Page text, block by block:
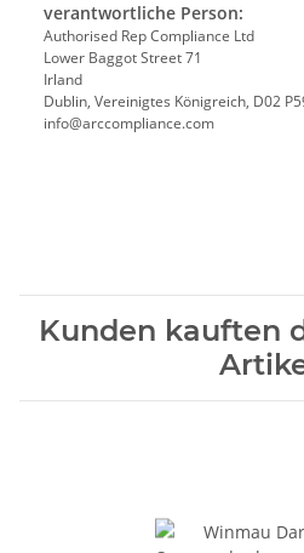
verantwortliche Person:
Authorised Rep Compliance Ltd
Lower Baggot Street 71
Irland
Dublin, Vereinigtes Königreich, D02
info@arccompliance.com
Kunden kauften